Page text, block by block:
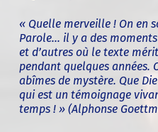
« Quelle merveille ! On en
Parole... il y a des
et d’autres où le texte
pendant quelques années.
abîmes de mystère. Que
qui est un témoignage
temps ! » (Alphonse